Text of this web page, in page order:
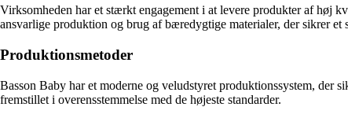
Virksomheden har et stærkt engagement i at levere produkter af høj
ansvarlige produktion og brug af bæredygtige materialer, der sikrer
Produktionsmetoder
Basson Baby har et moderne og veludstyret produktionssystem, der
fremstillet i overensstemmelse med de højeste standarder.